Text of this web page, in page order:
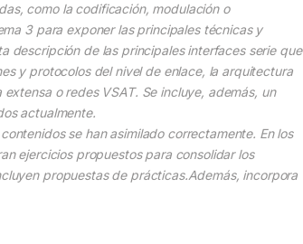
como la codificación, modulación o
3 para exponer las principales técnicas y
descripción de las principales interfaces serie que
y protocolos del nivel de enlace, la arquitectura
o redes VSAT. Se incluye, además, un
actualmente.
se han asimilado correctamente. En los
ejercicios propuestos para consolidar los
propuestas de prácticas.Además, incorpora